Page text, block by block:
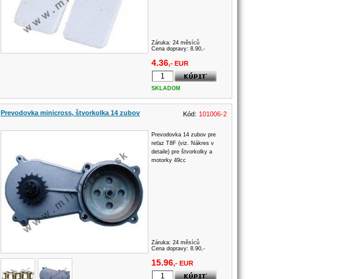
Záruka: 24 měsíců
Cena dopravy: 8.90,-
4.36,- EUR
SKLADOM
Prevodovka minicross, štvorkolka 14 zubov Kód: 101006-2
Prevodovka 14 zubov pre
reťaz T8F (viz. Nákres v
detaile) pre štvorkolky a
motorky 49cc
Záruka: 24 měsíců
Cena dopravy: 8.90,-
15.96,- EUR